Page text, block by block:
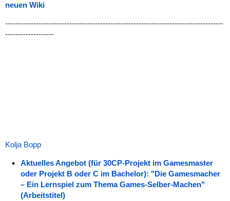
neuen Wiki
-------------------------------------------------------------------------------------
-------------------
Kolja Bopp
Aktuelles Angebot (für 30CP-Projekt im Gamesmaster
oder Projekt B oder C im Bachelor): "Die Gamesmacher
– Ein Lernspiel zum Thema Games-Selber-Machen"
(Arbeitstitel)